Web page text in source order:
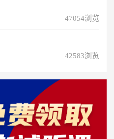
47054浏览
42583浏览